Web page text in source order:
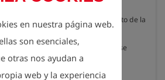
en nuestra página web.
son esenciales,
otras nos ayudan a
web y la experiencia
adelantado y vence en el momento de la
anual.
por un año más a menos que se
facilitar el número de serie del